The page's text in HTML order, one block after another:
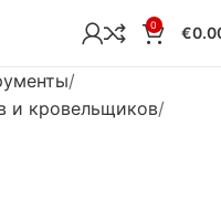
0 €
и кровельщиков